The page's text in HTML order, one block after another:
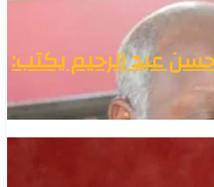
عبد الرحيم يكتب: